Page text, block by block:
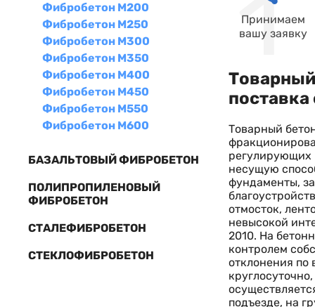
Фибробетон М200
Фибробетон М250
Фибробетон М300
Фибробетон М350
Фибробетон М400
Фибробетон М450
Фибробетон М550
Фибробетон М600
БАЗАЛЬТОВЫЙ ФИБРОБЕТОН
ПОЛИПРОПИЛЕНОВЫЙ
ФИБРОБЕТОН
СТАЛЕФИБРОБЕТОН
СТЕКЛОФИБРОБЕТОН
Принимаем
вашу заявку
поставка
Товарный
регулирующих
несущую
фундаменты,
отмосток,
невысокой
2010. На
контролем
отклонения по
подъезде, на